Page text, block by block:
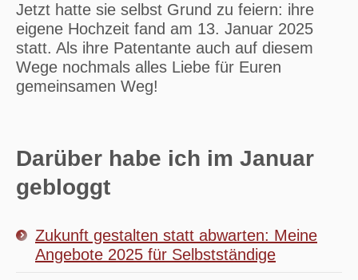
Jetzt hatte sie selbst Grund zu feiern: ihre
eigene Hochzeit fand am 13. Januar 2025
statt. Als ihre Patentante auch auf diesem
Wege nochmals alles Liebe für Euren
gemeinsamen Weg!
Darüber habe ich im Januar
gebloggt
Zukunft gestalten statt abwarten: Meine
Angebote 2025 für Selbstständige